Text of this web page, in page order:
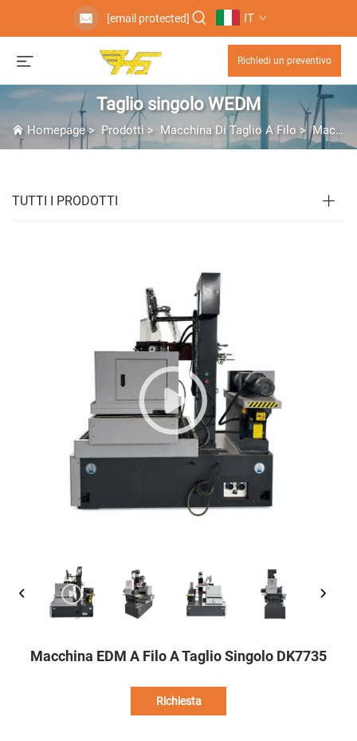
[email protected] IT
Richiedi un preventivo
Taglio singolo WEDM
Homepage> Prodotti > Macchina Di Taglio A Filo >Macchina EDM a Filo
TUTTI I PRODOTTI
Macchina EDM A Filo A Taglio Singolo DK7735
Richiesta